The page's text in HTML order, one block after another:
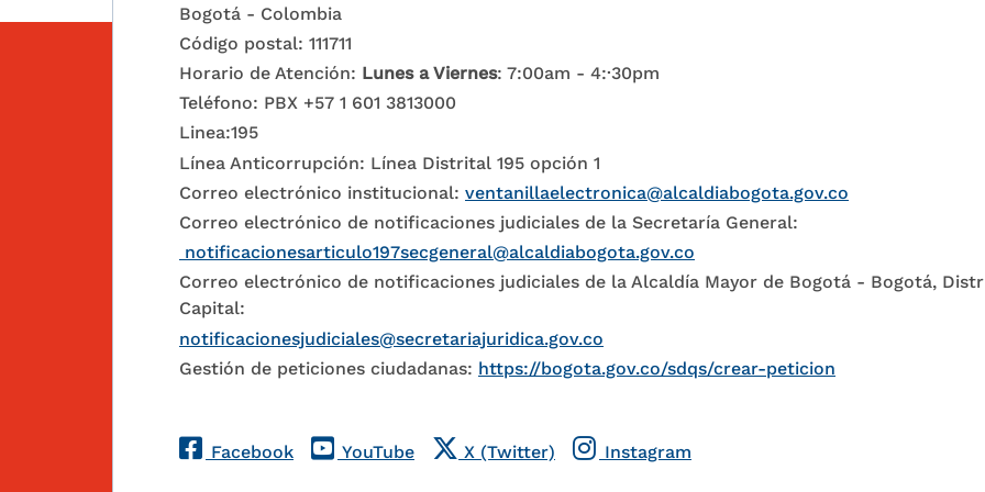
Bogotá - Colombia
Código postal: 111711
Horario de Atención: Lunes a Viernes: 7:00am - 4:·30pm
Teléfono: PBX +57 1 601 3813000
Linea:195
Línea Anticorrupción: Línea Distrital 195 opción 1
Correo electrónico institucional: ventanillaelectronica@alcaldiabogota.gov.co
Correo electrónico de notificaciones judiciales de la Secretaría General:
notificacionesarticulo197secgeneral@alcaldiabogota.gov.co
Correo electrónico de notificaciones judiciales de la Alcaldía Mayor de Bogotá - Bogotá,
Capital:
notificacionesjudiciales@secretariajuridica.gov.co
Gestión de peticiones ciudadanas: https://bogota.gov.co/sdqs/crear-peticion
Redes Sociales
Facebook YouTube X (Twitter) Instagram